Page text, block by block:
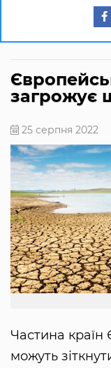
загрожує
25 серпня 2022
Частина
можуть